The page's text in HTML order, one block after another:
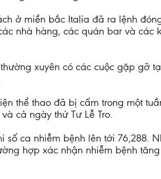
ở miền bắc Italia đã ra lệnh
nhà hàng, các quán bar và các
xuyên có các cuộc gặp gỡ
thể thao đã bị cấm trong một
cả ngày thứ Tư Lễ Tro.
ca nhiễm bệnh lên tới 76,288.
hợp xác nhận nhiễm bệnh